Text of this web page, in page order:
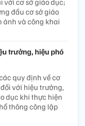
với cơ sở giáo dục;
đầu cơ sở giáo
ánh và công khai
trưởng, hiệu phó
quy định về cơ
với hiệu trưởng,
dục khi thực hiện
thông công lập